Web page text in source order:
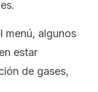
menú, algunos
estar
de gases,